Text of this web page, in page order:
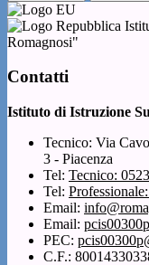
Romagnosi"
Contatti
Istituto di Istruzione
Tecnico: Via
3 - Piacenza
Tel: Tecnico:
Tel:
Email:
Email:
PEC:
C.F.: